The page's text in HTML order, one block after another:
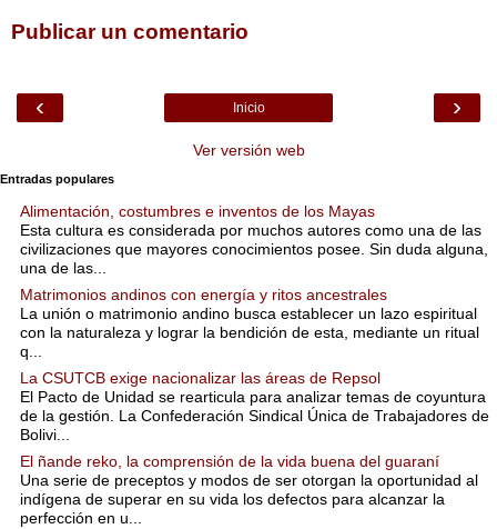
Publicar un comentario
‹ ›
Inicio
Ver versión web
Entradas populares
Alimentación, costumbres e inventos de los Mayas
Esta cultura es considerada por muchos autores como una de las
civilizaciones que mayores conocimientos posee. Sin duda alguna,
una de las...
Matrimonios andinos con energía y ritos ancestrales
La unión o matrimonio andino busca establecer un lazo espiritual
con la naturaleza y lograr la bendición de esta, mediante un ritual
q...
La CSUTCB exige nacionalizar las áreas de Repsol
El Pacto de Unidad se rearticula para analizar temas de coyuntura
de la gestión. La Confederación Sindical Única de Trabajadores de
Bolivi...
El ñande reko, la comprensión de la vida buena del guaraní
Una serie de preceptos y modos de ser otorgan la oportunidad al
indígena de superar en su vida los defectos para alcanzar la
perfección en u...